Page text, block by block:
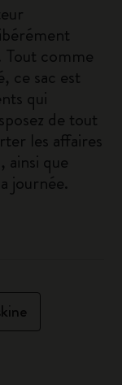
comme
ce sac est
qui
de tout
les affaires
ainsi que
journée.